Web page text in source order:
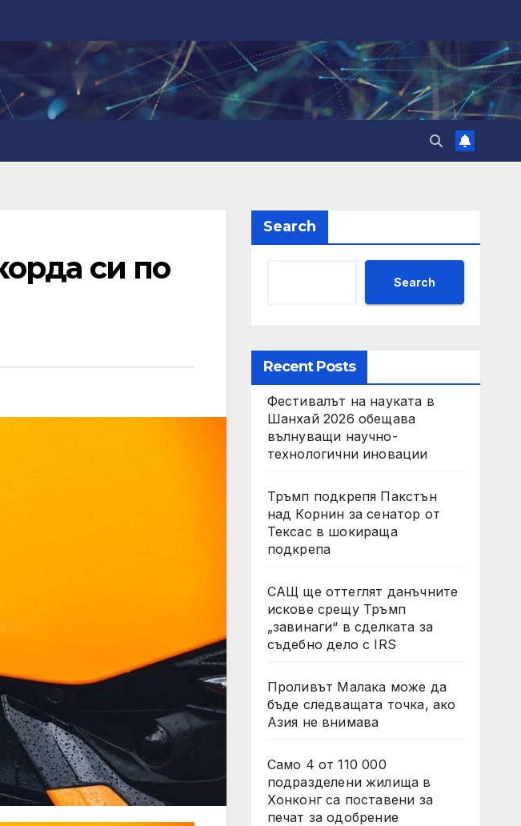
си по
Search
Search
Recent Posts
Фестивалът на науката в
Шанхай 2026 обещава
вълнуващи научно-
технологични иновации
Тръмп подкрепя Пакстън
над Корнин за сенатор от
Тексас в шокираща
подкрепа
САЩ ще оттеглят данъчните
искове срещу Тръмп
„завинаги“ в сделката за
съдебно дело с IRS
Проливът Малака може да
бъде следващата точка, ако
Азия не внимава
Само 4 от 110 000
подразделени жилища в
Хонконг са поставени за
печат за одобрение